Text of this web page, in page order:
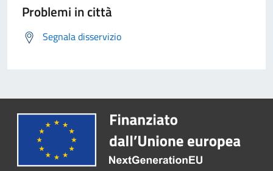
Problemi in città
Segnala disservizio